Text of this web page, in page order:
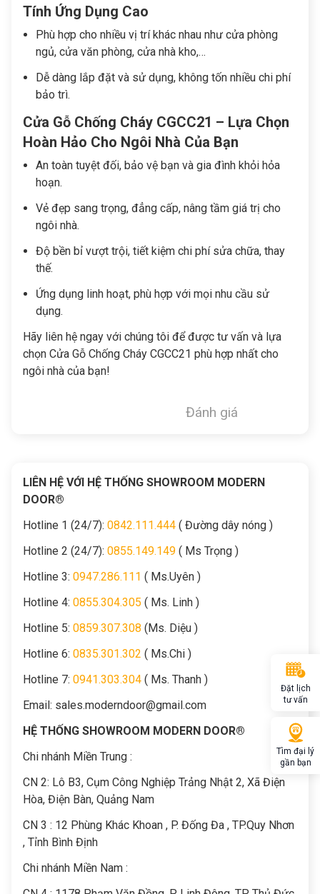
Tính Ứng Dụng Cao
Phù hợp cho nhiều vị trí khác nhau như cửa phòng
ngủ, cửa văn phòng, cửa nhà kho,…
Dễ dàng lắp đặt và sử dụng, không tốn nhiều chi phí
bảo trì.
Cửa Gỗ Chống Cháy CGCC21 – Lựa Chọn
Hoàn Hảo Cho Ngôi Nhà Của Bạn
An toàn tuyệt đối, bảo vệ bạn và gia đình khỏi hỏa
hoạn.
Vẻ đẹp sang trọng, đẳng cấp, nâng tầm giá trị cho
ngôi nhà.
Độ bền bỉ vượt trội, tiết kiệm chi phí sửa chữa, thay
thế.
Ứng dụng linh hoạt, phù hợp với mọi nhu cầu sử
dụng.
Hãy liên hệ ngay với chúng tôi để được tư vấn và lựa
chọn Cửa Gỗ Chống Cháy CGCC21 phù hợp nhất cho
ngôi nhà của bạn!
Đánh giá
LIÊN HỆ VỚI HỆ THỐNG SHOWROOM MODERN
DOOR®
Hotline 1 (24/7): 0842.111.444 ( Đường dây nóng )
Hotline 2 (24/7): 0855.149.149 ( Ms Trọng )
Hotline 3: 0947.286.111 ( Ms.Uyên )
Hotline 4: 0855.304.305 ( Ms. Linh )
Hotline 5: 0859.307.308 (Ms. Diệu )
Hotline 6: 0835.301.302 ( Ms.Chi )
Hotline 7: 0941.303.304 ( Ms. Thanh )
Email: sales.moderndoor@gmail.com
HỆ THỐNG SHOWROOM MODERN DOOR®
Chi nhánh Miền Trung :
CN 2: Lô B3, Cụm Công Nghiệp Trảng Nhật 2, Xã Điện
Hòa, Điện Bàn, Quảng Nam
CN 3 : 12 Phùng Khác Khoan , P. Đống Đa , TP.Quy Nhơn
, Tỉnh Bình Định
Chi nhánh Miền Nam :
Đặt lịch
tư vấn
Tìm đại lý
gần bạn